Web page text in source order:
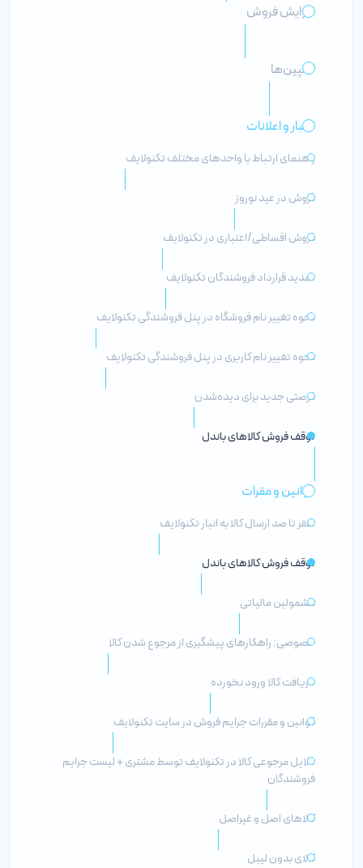
افزایش فروش
کمپین‌ها
اخبار و اعلانات
راهنمای ارتباط با واحدهای مختلف تکنولایف
فروش در عید نوروز
فروش اقساطی/اعتباری در تکنولایف
تمدید قرارداد فروشندگان تکنولایف
نحوه تغییر نام فروشگاه در پنل فروشندگی تکنولایف
نحوه تغییر نام کاربری در پنل فروشندگی تکنولایف
فرصتی جدید برای دیده‌شدن
توقف فروش کالاهای باندل
قوانین و مقرات
صفر تا صد ارسال کالا به انبار تکنولایف
توقف فروش کالاهای باندل
مشمولین مالیاتی
خصوصی: راهکارهای پیشگیری از مرجوع شدن کالا
دریافت کالا ورود نخورده
قوانین و مقررات جرایم فروش در سایت تکنولایف
دلایل مرجوعی کالا در تکنولایف توسط مشتری + لیست جرایم
فروشندگان
کالاهای اصل و غیراصل
کالای بدون لیبل